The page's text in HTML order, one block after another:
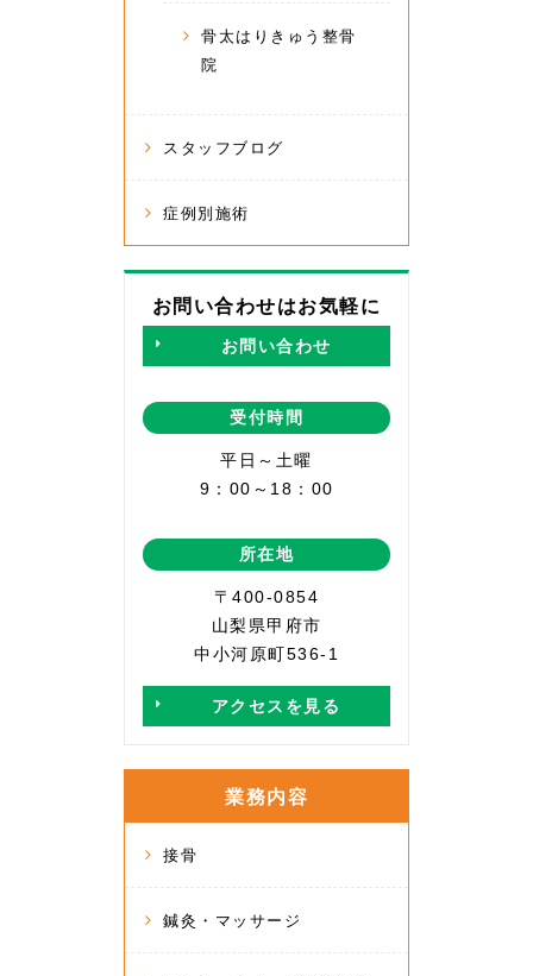
骨太はりきゅう整骨
院
スタッフブログ
症例別施術
お問い合わせはお気軽に
お問い合わせ
受付時間
平日～土曜
9：00～18：00
所在地
〒400-0854
山梨県甲府市
中小河原町536-1
アクセスを見る
業務内容
接骨
鍼灸・マッサージ